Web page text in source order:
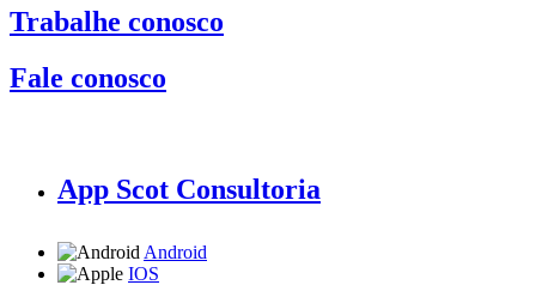
Trabalhe conosco
Fale conosco
App Scot Consultoria
Android
IOS